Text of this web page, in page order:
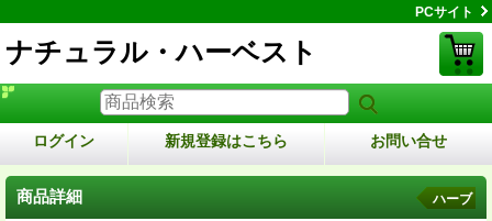
PCサイト
ナチュラル・ハーベスト
ログイン 新規登録はこちら お問い合せ
商品詳細 ハーブ